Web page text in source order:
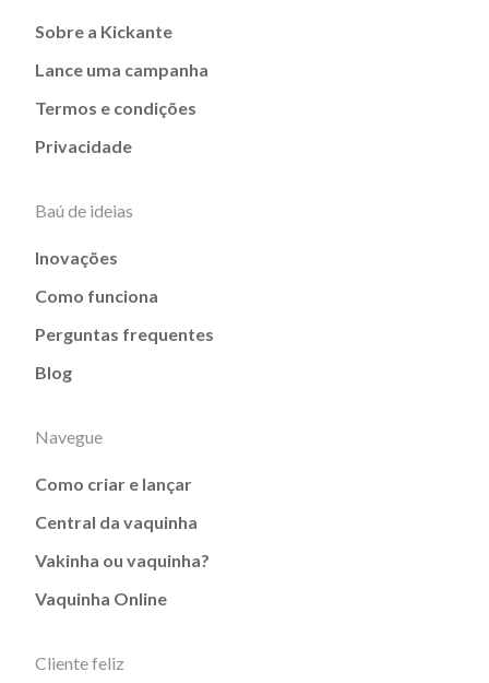
Sobre a Kickante
Lance uma campanha
Termos e condições
Privacidade
Baú de ideias
Inovações
Como funciona
Perguntas frequentes
Blog
Navegue
Como criar e lançar
Central da vaquinha
Vakinha ou vaquinha?
Vaquinha Online
Cliente feliz